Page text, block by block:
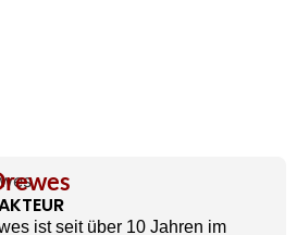
ist seit über 10 Jahren im